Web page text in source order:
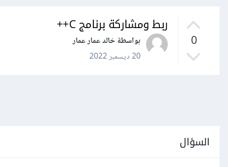
0
ربط ومشاركة برنامج C++
بواسطة خالد عمار عمار
20 ديسمبر 2022
السؤال